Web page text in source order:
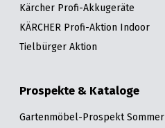
Kärcher Profi-Akkugeräte
KÄRCHER Profi-Aktion Indoor
Tielbürger Aktion
Prospekte & Kataloge
Gartenmöbel-Prospekt Sommer